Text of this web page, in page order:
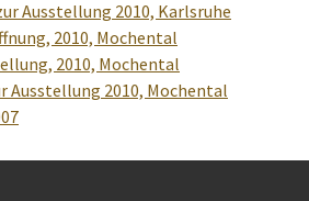
Ausstellung 2010, Karlsruhe
2010, Mochental
2010, Mochental
Ausstellung 2010, Mochental